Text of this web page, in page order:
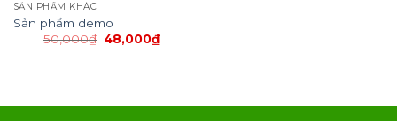
SẢN PHẨM KHÁC
Sản phẩm demo
50,000₫ Giá
gốc
48,000₫Giá
hiện